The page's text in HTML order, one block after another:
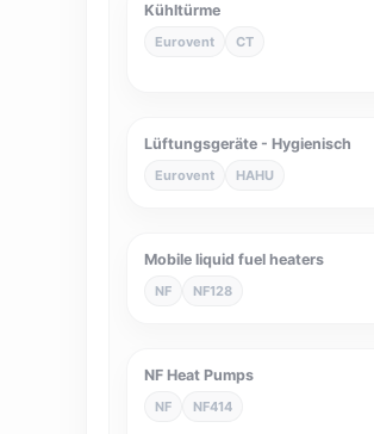
Kühltürme
Eurovent CT
Lüftungsgeräte - Hygienisch
Eurovent HAHU
Mobile liquid fuel heaters
NF NF128
NF Heat Pumps
NF NF414